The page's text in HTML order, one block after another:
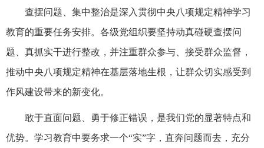
查摆问题、集中整治是深入贯彻中央八项规定精神学习
教育的重要任务安排。各级党组织要坚持动真碰硬查摆问
题、真抓实干进行整改，并注重群众参与、接受群众监督，
推动中央八项规定精神在基层落地生根，让群众切实感受到
作风建设带来的新变化。
敢于直面问题、勇于修正错误，是我们党的显著特点和
优势。学习教育中要务求一个“实”字，直奔问题而去，充分